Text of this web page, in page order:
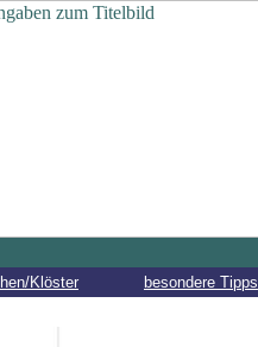
Klöster besondere Tipps